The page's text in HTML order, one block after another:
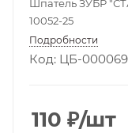
Шпатель ЗУБР
10052-25
Подробности
Код: ЦБ-
110 ₽/шт